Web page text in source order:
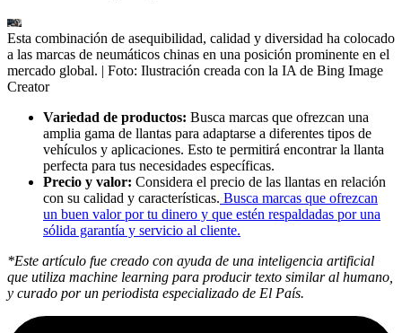
Esta combinación de asequibilidad, calidad y diversidad ha colocado
a las marcas de neumáticos chinas en una posición prominente en el
mercado global. | Foto: Ilustración creada con la IA de Bing Image
Creator
Variedad de productos: Busca marcas que ofrezcan una
amplia gama de llantas para adaptarse a diferentes tipos de
vehículos y aplicaciones. Esto te permitirá encontrar la llanta
perfecta para tus necesidades específicas.
Precio y valor: Considera el precio de las llantas en relación
con su calidad y características. Busca marcas que ofrezcan
un buen valor por tu dinero y que estén respaldadas por una
sólida garantía y servicio al cliente.
*Este artículo fue creado con ayuda de una inteligencia artificial
que utiliza machine learning para producir texto similar al humano,
y curado por un periodista especializado de El País.